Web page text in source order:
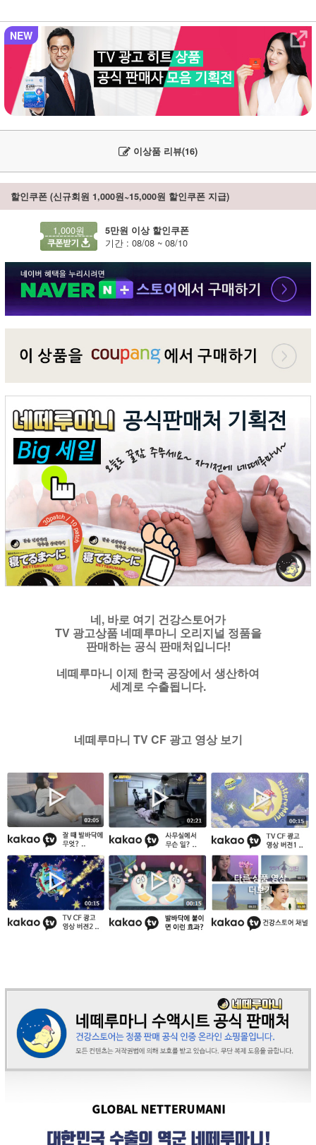
NEW
이상품 리뷰(16)
할인쿠폰 (신규회원 1,000원~15,000원 할인쿠폰 지급)
1,000원 5만원 이상 할인쿠폰
기간 : 08/08 ~ 08/10
네, 바로 여기 건강스토어가
TV 광고상품 네떼루마니 오리지널 정품을
판매하는 공식 판매처입니다!
네떼루마니 이제 한국 공장에서 생산하여
세계로 수출됩니다.
네떼루마니 TV CF 광고 영상 보기